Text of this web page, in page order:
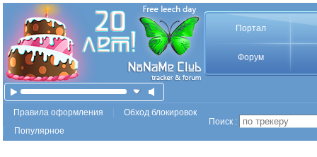
Портал
Форум
Правила оформления
Обход блокировок
Популярное
Поиск :